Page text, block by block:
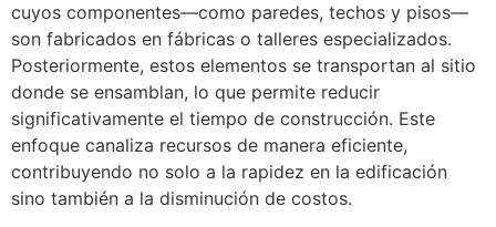
cuyos componentes—como paredes, techos y pisos—
son fabricados en fábricas o talleres especializados.
Posteriormente, estos elementos se transportan al sitio
donde se ensamblan, lo que permite reducir
significativamente el tiempo de construcción. Este
enfoque canaliza recursos de manera eficiente,
contribuyendo no solo a la rapidez en la edificación
sino también a la disminución de costos.